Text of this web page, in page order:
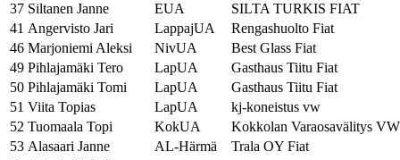
37 Siltanen Janne EUA
SILTA TURKIS FIAT
41 Angervisto Jari LappajUA
Rengashuolto Fiat
46 Marjoniemi Aleksi NivUA
Best Glass Fiat
49 Pihlajamäki Tero LapUA
Gasthaus Tiitu Fiat
50 Pihlajamäki Tomi LapUA
Gasthaus Tiitu Fiat
51 Viita Topias LapUA
kj-koneistus vw
52 Tuomaala Topi KokUA
Kokkolan Varaosavälitys VW
53 Alasaari Janne AL-Härmä
Trala OY Fiat